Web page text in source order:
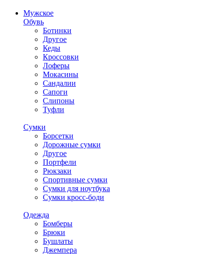
Мужское
Обувь
Ботинки
Другое
Кеды
Кроссовки
Лоферы
Мокасины
Сандалии
Сапоги
Слипоны
Туфли
Сумки
Борсетки
Дорожные сумки
Другое
Портфели
Рюкзаки
Спортивные сумки
Сумки для ноутбука
Сумки кросс-боди
Одежда
Бомберы
Брюки
Бушлаты
Джемпера